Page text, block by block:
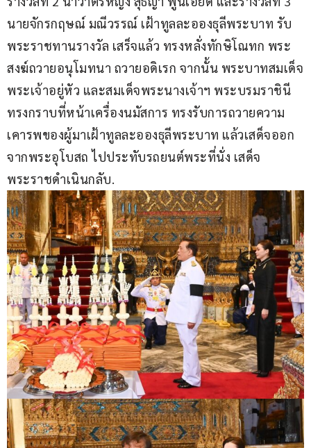
นายจักรกฤษณ์ มณีวรรณ์ เฝ้าทูลละอองธุลีพระบาท รับ
พระราชทานรางวัล เสร็จแล้ว ทรงหลั่งทักษิโณทก พระ
สงฆ์ถวายอนุโมทนา ถวายอดิเรก จากนั้น พระบาทสมเด็จ
พระเจ้าอยู่หัว และสมเด็จพระนางเจ้าฯ พระบรมราชินี
ทรงกราบที่หน้าเครื่องนมัสการ ทรงรับการถวายความ
เคารพของผู้มาเฝ้าทูลละอองธุลีพระบาท แล้วเสด็จออก
จากพระอุโบสถ ไปประทับรถยนต์พระที่นั่ง เสด็จ
พระราชดำเนินกลับ.